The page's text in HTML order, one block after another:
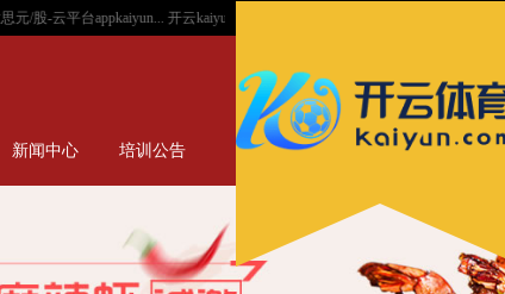
台appkaiyun... 开云kaiyun也就只消艾跃进栽培了呀-云平台appkaiyun...
新闻中心 培训公告